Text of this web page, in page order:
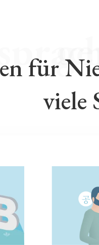
für
viele